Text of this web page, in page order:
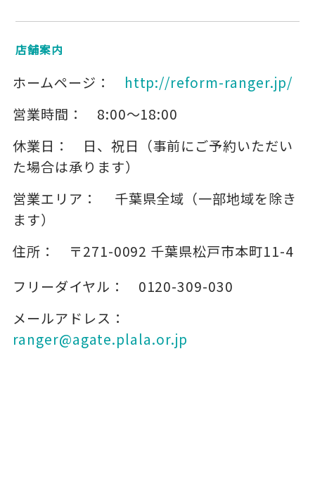
店舗案内
ホームページ：
http://reform-ranger.jp/
営業時間：
8:00～18:00
休業日：
日、祝日（事前にご予約いただい
た場合は承ります）
営業エリア：
千葉県全域（一部地域を除き
ます）
住所：
〒271-0092 千葉県松戸市本町11-4
フリーダイヤル：
0120-309-030
メールアドレス：
ranger@agate.plala.or.jp